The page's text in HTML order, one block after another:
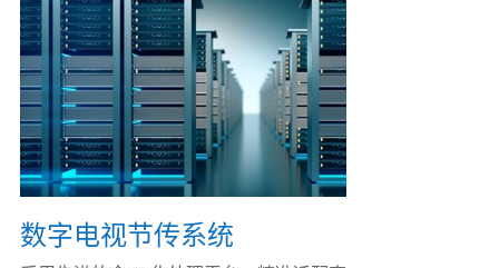
数字电视节传系统